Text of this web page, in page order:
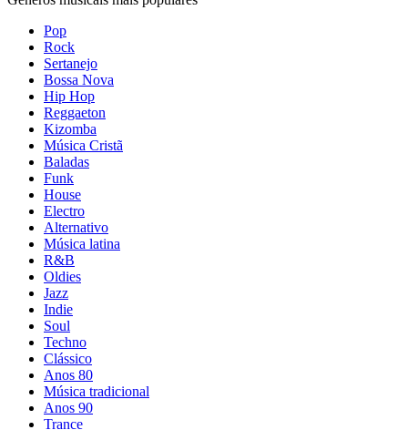
Pop
Rock
Sertanejo
Bossa Nova
Hip Hop
Reggaeton
Kizomba
Música Cristã
Baladas
Funk
House
Electro
Alternativo
Música latina
R&B
Oldies
Jazz
Indie
Soul
Techno
Clássico
Anos 80
Música tradicional
Anos 90
Trance